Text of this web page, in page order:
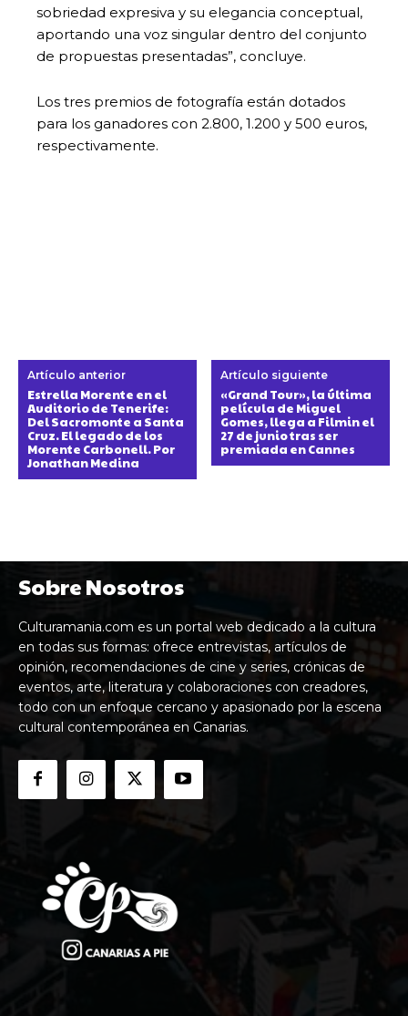
sobriedad expresiva y su elegancia conceptual,
aportando una voz singular dentro del conjunto
de propuestas presentadas”, concluye.
Los tres premios de fotografía están dotados
para los ganadores con 2.800, 1.200 y 500 euros,
respectivamente.
Artículo anterior
Estrella Morente en el
Auditorio de Tenerife:
Del Sacromonte a Santa
Cruz. El legado de los
Morente Carbonell. Por
Jonathan Medina
Artículo siguiente
«Grand Tour», la última
película de Miguel
Gomes, llega a Filmin el
27 de junio tras ser
premiada en Cannes
Sobre Nosotros
Culturamania.com es un portal web dedicado a la cultura
en todas sus formas: ofrece entrevistas, artículos de
opinión, recomendaciones de cine y series, crónicas de
eventos, arte, literatura y colaboraciones con creadores,
todo con un enfoque cercano y apasionado por la escena
cultural contemporánea en Canarias.